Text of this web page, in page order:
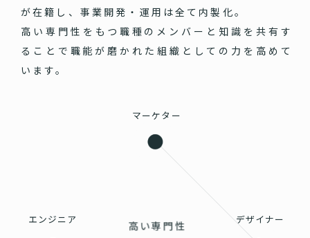
マーケター
デザイナー
エンジニア
高い専門性
が在籍し、事業開発・運用は全て内製化。
高い専門性をもつ職種のメンバーと知識を共有す
ることで職能が磨かれた組織としての力を高めて
います。